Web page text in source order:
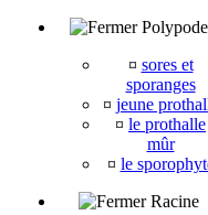
Polypode
¤ sores et
sporanges
¤ jeune
¤ le prothalle
mûr
¤ le
Racine